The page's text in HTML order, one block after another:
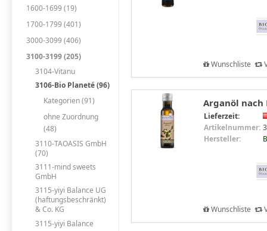
1600-1699 (19)
1700-1799 (401)
3000-3099 (406)
3100-3199 (205)
3104-Vitanu
3106-Bio Planeté (96)
Kategorien (91)
ohne Zuordnung
(48)
3110-TAOASIS GmbH
(70)
3111-mind sweets
GmbH
3115-yiyi Balance UG
(haftungsbeschränkt)
& Co. KG
3115-yiyi Balance
Wunschliste
Arganöl nach
Lieferzeit:
Artikelnummer:
Hersteller:
Wunschliste